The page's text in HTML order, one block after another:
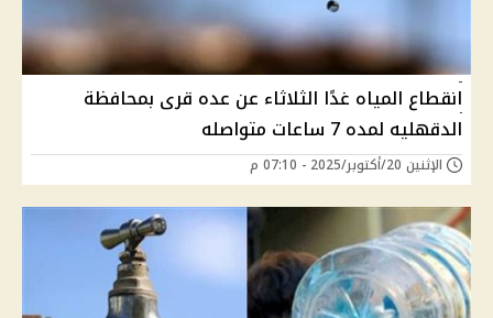
انقطاع المياه غدًا الثلاثاء عن عده قرى بمحافظة
الدقهليه لمده 7 ساعات متواصله
الإثنين 20/أكتوبر/2025 - 07:10 م